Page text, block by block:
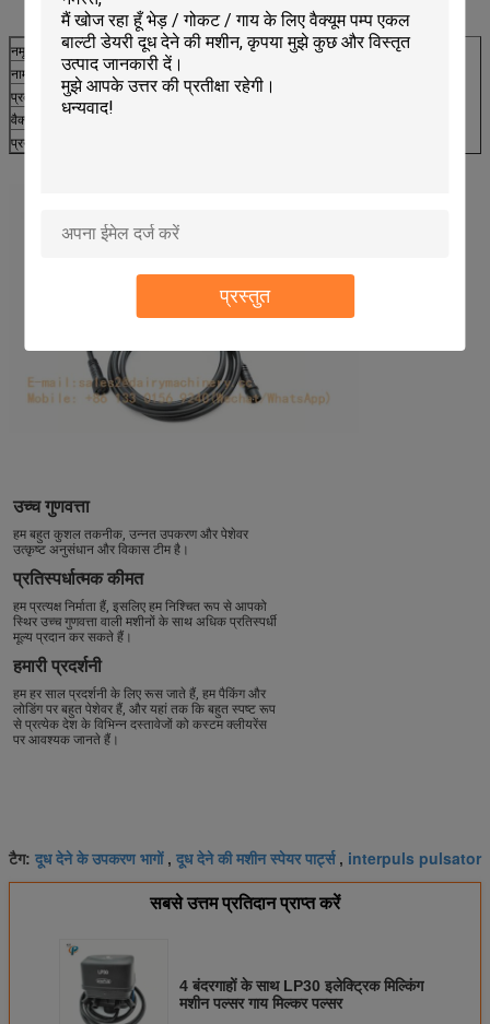
प्रस्तुत
नमूना
HL-P06E
नाम
इलेक्ट्रिक मिल्क पल्सर
प्रकार
interpulse
वैक्यूम पोर्ट
प्रयोग
उच्च गुणवत्ता
हम बहुत कुशल तकनीक, उन्नत उपकरण और पेशेवर
उत्कृष्ट अनुसंधान और विकास टीम है।
प्रतिस्पर्धात्मक कीमत
हम प्रत्यक्ष निर्माता हैं, इसलिए हम निश्चित रूप से आपको
स्थिर उच्च गुणवत्ता वाली मशीनों के साथ अधिक प्रतिस्पर्धी
मूल्य प्रदान कर सकते हैं।
हमारी प्रदर्शनी
हम हर साल प्रदर्शनी के लिए रूस जाते हैं, हम पैकिंग और
लोडिंग पर बहुत पेशेवर हैं, और यहां तक ​​कि बहुत स्पष्ट रूप
से प्रत्येक देश के विभिन्न दस्तावेजों को कस्टम क्लीयरेंस
पर आवश्यक जानते हैं।
टैग: दूध देने के उपकरण भागों, दूध देने की मशीन स्पेयर पार्ट्स, interpuls pulsator
सबसे उत्तम प्रतिदान प्राप्त करें
4 बंदरगाहों के साथ LP30 इलेक्ट्रिक मिल्किंग
मशीन पल्सर गाय मिल्कर पल्सर